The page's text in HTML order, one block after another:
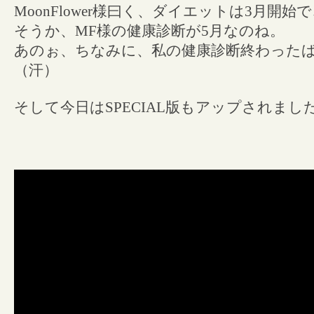
MoonFlower様曰く、ダイエットは3月開始
そうか、MF様の健康診断が5月なのね。
あのぉ、ちなみに、私の健康診断終わった
（汗）
そして今日はSPECIAL版もアップされまし